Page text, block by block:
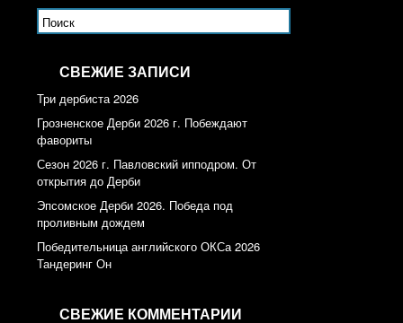
СВЕЖИЕ ЗАПИСИ
Три дербиста 2026
Грозненское Дерби 2026 г. Побеждают
фавориты
Сезон 2026 г. Павловский ипподром. От
открытия до Дерби
Эпсомское Дерби 2026. Победа под
проливным дождем
Победительница английского ОКСа 2026
Тандеринг Он
СВЕЖИЕ КОММЕНТАРИИ